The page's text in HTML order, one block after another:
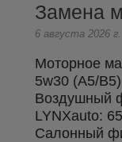
Замена
6 августа 2026 г.
Моторное
5w30 (A5/
Воздушный
LYNXauto:
Салонный